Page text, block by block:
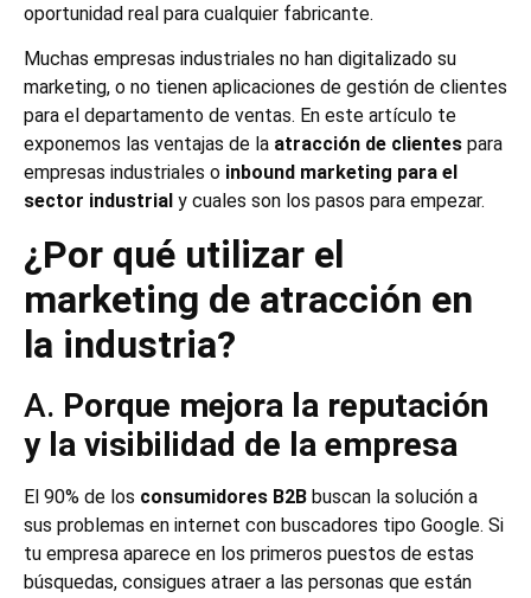
oportunidad real para cualquier fabricante.
Muchas empresas industriales no han digitalizado su
marketing, o no tienen aplicaciones de gestión de clientes
para el departamento de ventas. En este artículo te
exponemos las ventajas de la atracción de clientes para
empresas industriales o inbound marketing para el
sector industrial y cuales son los pasos para empezar.
¿Por qué utilizar el
marketing de atracción en
la industria?
A. Porque mejora la reputación
y la visibilidad de la empresa
El 90% de los consumidores B2B buscan la solución a
sus problemas en internet con buscadores tipo Google. Si
tu empresa aparece en los primeros puestos de estas
búsquedas, consigues atraer a las personas que están